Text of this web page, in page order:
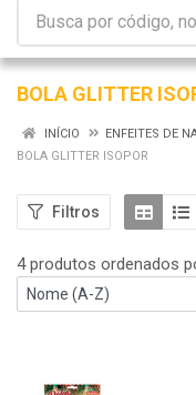
BOLA GLITTER
INÍCIO
ENFEITES DE
BOLA GLITTER ISOPOR
Filtros
4 produtos ordenados